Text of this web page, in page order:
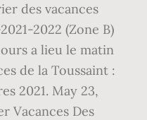
des vacances
2022 (Zone B)
a lieu le matin
de la Toussaint :
2021. May 23,
Vacances Des